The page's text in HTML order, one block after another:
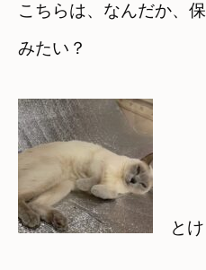
こちらは、なんだか、
みたい？
とけ